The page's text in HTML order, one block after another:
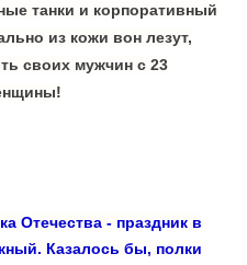
танки и корпоративный
из кожи вон лезут,
своих мужчин с 23
Отечества - праздник в
Казалось бы, полки